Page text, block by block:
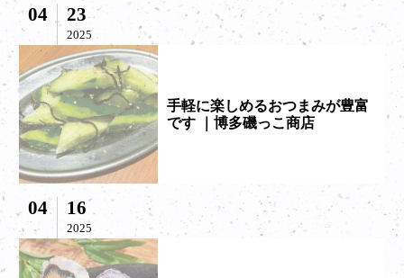
04 23
2025
手軽に楽しめるおつまみが豊富
です ｜博多磯っこ商店
04 16
2025